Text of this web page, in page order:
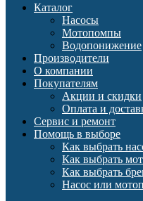
Каталог
Насосы
Мотопомпы
Водопонижение
Производители
О компании
Покупателям
Акции и скидки
Оплата и
Сервис и ремонт
Помощь в выборе
Как выбрать
Как выбрать
Как выбрать
Насос или